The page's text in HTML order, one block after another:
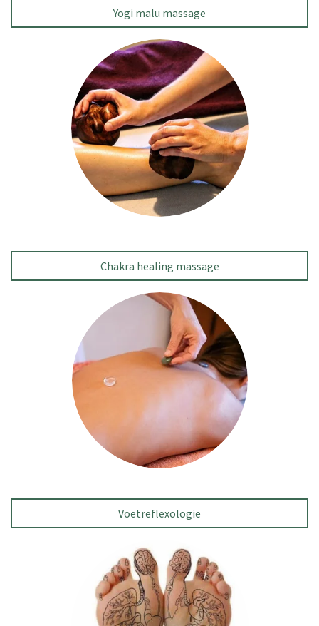
Yogi malu massage
Chakra healing massage
Voetreflexologie